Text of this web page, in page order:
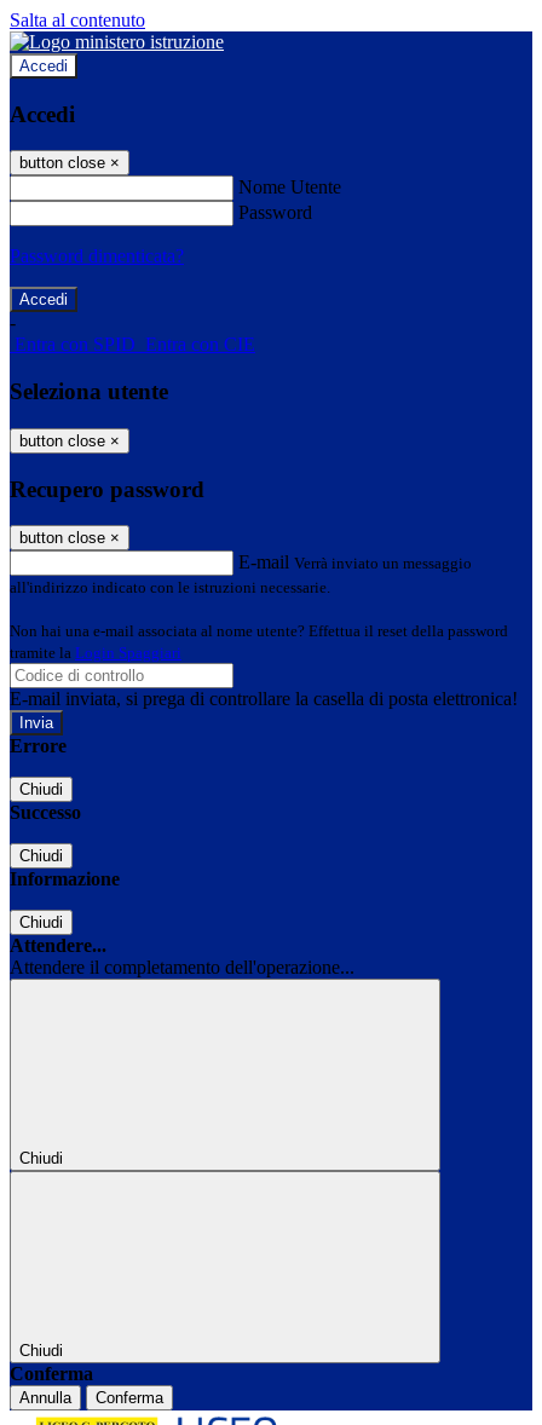
Salta al contenuto
Accedi
Accedi
button close ×
Nome Utente
Password
Password dimenticata?
-
Entra con SPID Entra con CIE
Seleziona utente
button close ×
Recupero password
button close ×
E-mail Verrà inviato un messaggio
all'indirizzo indicato con le istruzioni necessarie.
Non hai una e-mail associata al nome utente? Effettua il reset della password
tramite la Login Spaggiari
E-mail inviata, si prega di controllare la casella di posta elettronica!
Errore
Chiudi
Successo
Chiudi
Informazione
Chiudi
Attendere...
Attendere il completamento dell'operazione...
Chiudi
Chiudi
Conferma
Annulla Conferma